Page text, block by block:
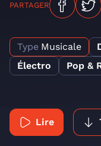
PARTAGER
Type Musicale
Électro
Pop &
Lire